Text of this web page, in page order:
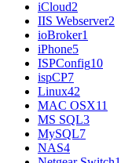
iCloud2
IIS Webserver2
ioBroker1
iPhone5
ISPConfig10
ispCP7
Linux42
MAC OSX11
MS SQL3
MySQL7
NAS4